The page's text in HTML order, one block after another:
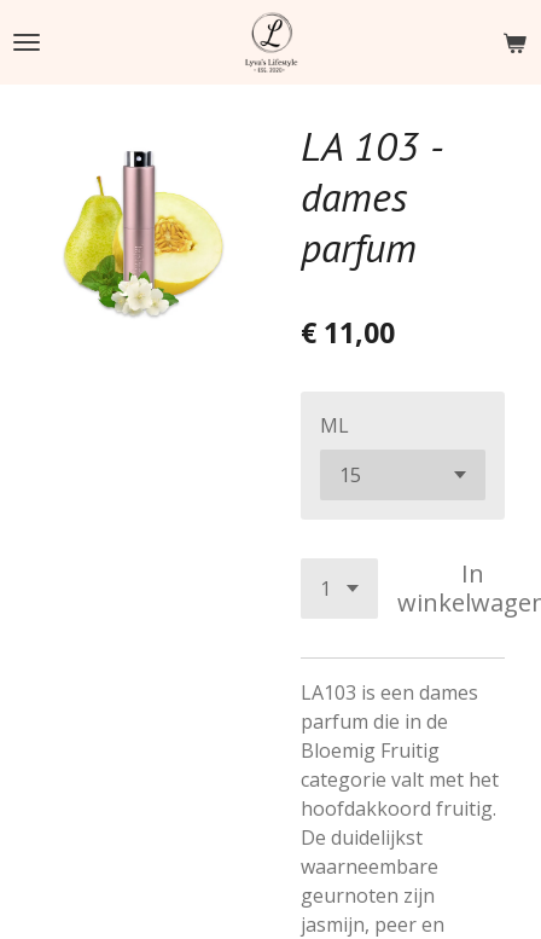
direct
LA 103 -
dames
parfum
€ 11,00
ML
In
LA103 is een dames
parfum die in de
Bloemig Fruitig
categorie valt met het
hoofdakkoord fruitig.
De duidelijkst
waarneembare
geurnoten zijn
jasmijn, peer en